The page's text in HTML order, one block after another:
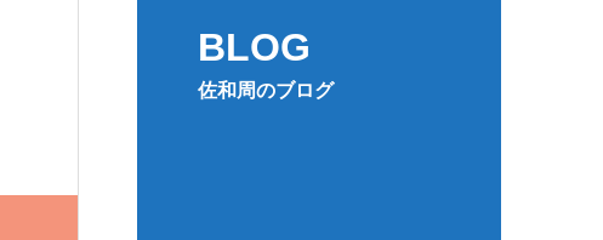
BLOG
佐和周のブログ